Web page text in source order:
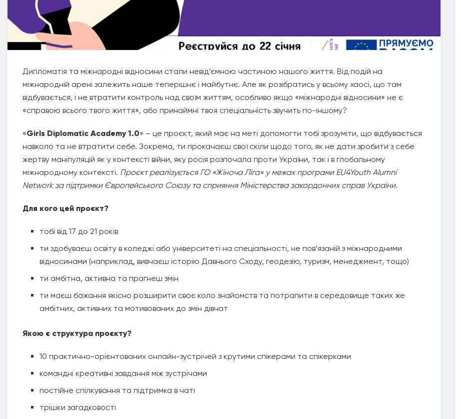
Дипломатія та міжнародні відносини стали невід’ємною частиною нашого життя. Від подій на
міжнародній арені залежить наше теперішнє і майбутнє. Але як розібратись у всьому хаосі, що там
відбувається, і не втратити контроль над своїм життям, особливо якщо «міжнародні відносини» не є
«справою всього твого життя», або принаймні твоя спеціальність звучить по-іншому?
«Girls Diplomatic Academy 1.0» – це проєкт, який має на меті допомогти тобі зрозуміти, що відбувається
навколо та не втратити себе. Зокрема, ти прокачаєш свої скіли щодо того, як не дати зробити з себе
жертву маніпуляцій як у контексті війни, яку росія розпочала проти України, так і в глобальному
міжнародному контексті. Проєкт реалізується ГО «Жіноча Ліга» у межах програми EU4Youth Alumni
Network за підтримки Європейського Союзу та сприяння Міністерства закордонних справ України.
Для кого цей проєкт?
тобі від 17 до 21 років
ти здобуваєш освіту в коледжі або університеті на спеціальності, не пов’язаній з міжнародними
відносинами (наприклад, вивчаєш історію Давнього Сходу, геодезію, туризм, менеджмент, тощо)
ти амбітна, активна та прагнеш змін
ти маєш бажання якісно розширити своє коло знайомств та потрапити в середовище таких же
амбітних, активних та мотивованих до змін дівчат
Якою є структура проєкту?
10 практично-орієнтованих онлайн-зустрічей з крутими спікерами та спікерками
командні креативні завдання між зустрічами
постійне спілкування та підтримка в чаті
трішки загадковості